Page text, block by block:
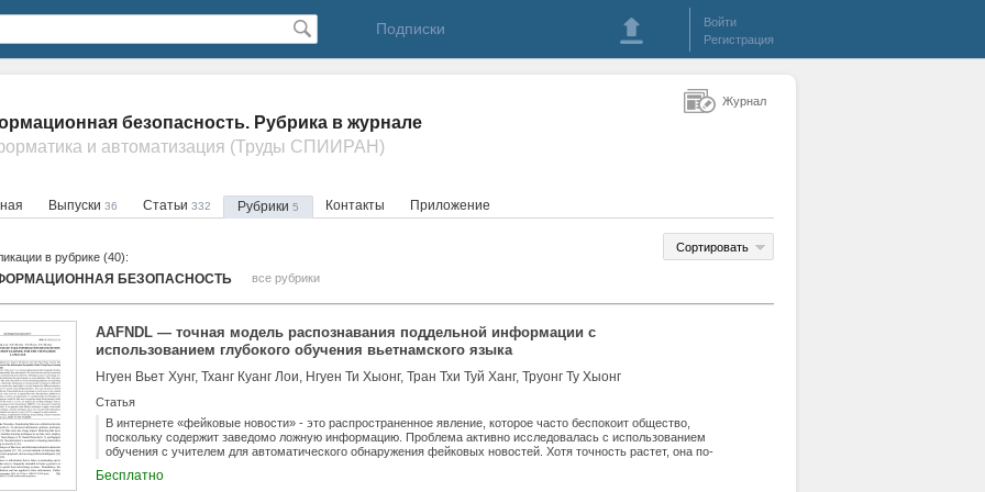
Подписки
Войти
Регистрация
безопасность. Рубрика в журнале
и автоматизация (Труды СПИИРАН)
Выпуски 36 Статьи 332 Рубрики 5 Контакты Приложение
Сортировать
в рубрике (40):
БЕЗОПАСНОСТЬ все рубрики
AAFNDL — точная модель распознавания поддельной информации с
использованием глубокого обучения вьетнамского языка
Нгуен Вьет Хунг, Тханг Куанг Лои, Нгуен Ти Хыонг, Тран Тхи Туй Ханг, Труонг Ту Хыонг
Статья
В интернете «фейковые новости» - это распространенное явление, которое часто беспокоит общество,
поскольку содержит заведомо ложную информацию. Проблема активно исследовалась с использованием
обучения с учителем для автоматического обнаружения фейковых новостей. Хотя точность растет, она по-
Это исследование направлено на повышение надежности обнаружения фейковых новостей на платформах
Бесплатно
Журнал